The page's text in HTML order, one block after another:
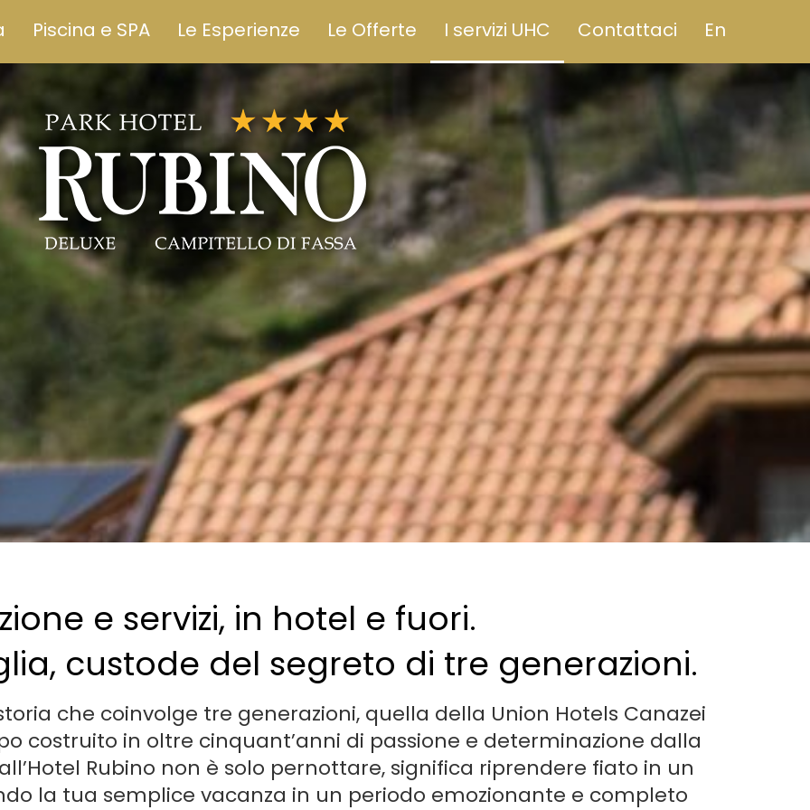
Piscina e SPA Le Esperienze Le Offerte I servizi UHC Contattaci En
e servizi, in hotel e fuori.
custode del segreto di tre generazioni.
che coinvolge tre generazioni, quella della Union Hotels Canazei
costruito in oltre cinquant’anni di passione e determinazione dalla
Rubino non è solo pernottare, significa riprendere fiato in un
la tua semplice vacanza in un periodo emozionante e completo